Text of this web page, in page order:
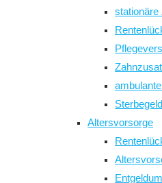
stationäre
Altersvorsorge